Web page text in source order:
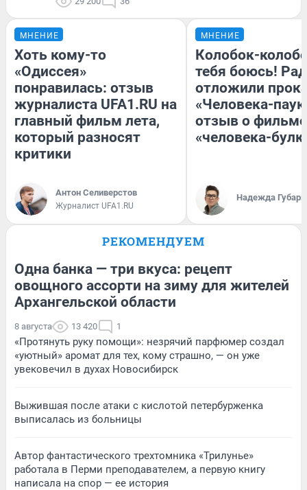
МНЕНИЕ
Хоть кому-то
«Одиссея»
понравилась: отзыв
журналиста UFA1.RU на
главный фильм лета,
который разносят
критики
Антон Селиверстов
Журналист UFA1.RU
МНЕНИЕ
Колобок-
тебя боюсь!
отложили
«Человека-
отзыв о
«человека-
Надежда Губарь
РЕКОМЕНДУЕМ
Одна банка — три вкуса: рецепт
овощного ассорти на зиму для жителей
Архангельской области
8 августа 13 420 1
«Протянуть руку помощи»: незрячий парфюмер создал
«уютный» аромат для тех, кому страшно, — он уже
увековечил в духах Новосибирск
Выжившая после атаки с кислотой петербурженка
выписалась из больницы
Автор фантастического трехтомника «Трилунье»
работала в Перми преподавателем, а первую книгу
написала на спор — ее история